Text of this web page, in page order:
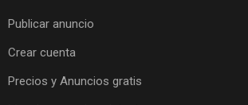
Publicar anuncio
Crear cuenta
Precios y Anuncios gratis